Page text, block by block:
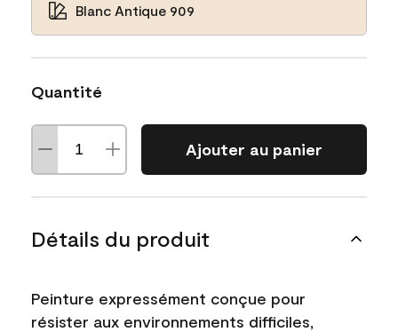
Blanc Antique 909
Quantité
Ajouter au panier
Détails du produit
Peinture expressément conçue pour
résister aux environnements difficiles,